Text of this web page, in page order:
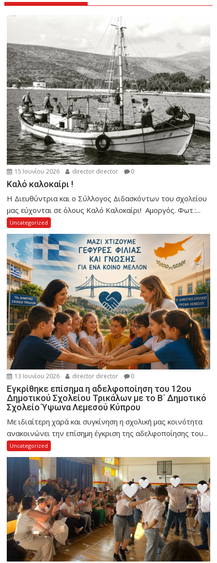
15 Ιουνίου 2026 director director 0
Καλό καλοκαίρι !
Η Διευθύντρια και ο Σύλλογος Διδασκόντων του σχολείου
μας εύχονται σε όλους Καλό Καλοκαίρι! Αμοργός. Φωτ.:...
Uncategorized
13 Ιουνίου 2026 director director 0
Εγκρίθηκε επίσημα η αδελφοποίηση του 12ου
Δημοτικού Σχολείου Τρικάλων με το Β΄ Δημοτικό
Σχολείο Ύψωνα Λεμεσού Κύπρου
Με ιδιαίτερη χαρά και συγκίνηση η σχολική μας κοινότητα
ανακοινώνει την επίσημη έγκριση της αδελφοποίησης του...
Uncategorized